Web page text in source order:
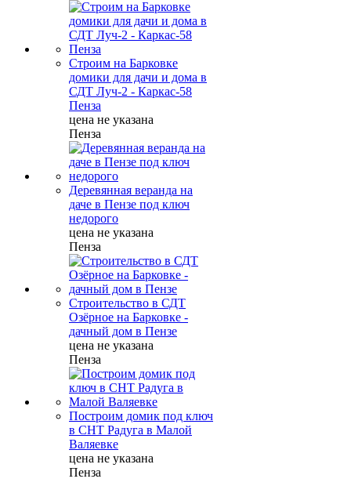
Строим на Барковке
домики для дачи и дома в
СДТ Луч-2 - Каркас-58
Пенза
цена не указана
Пенза
Деревянная веранда на
даче в Пензе под ключ
недорого
цена не указана
Пенза
Строительство в СДТ
Озёрное на Барковке -
дачный дом в Пензе
цена не указана
Пенза
Построим домик под ключ
в СНТ Радуга в Малой
Валяевке
цена не указана
Пенза